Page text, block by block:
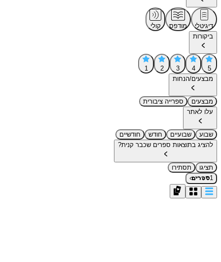
דיגיטלי מודפס
קולי
ביקורות
5
4
3
2
1
מבצעים/הנחות
מבצעים
ספרייה ציבורית
עלו לאתר
שבוע שבועיים חודש
חודשיים
להציג בתוצאות ספרים שכבר קנית?
תציגו
תסתירו
1ספרים›